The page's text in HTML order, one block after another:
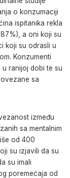
o konzumaciji
ispitanika rekla
a oni koji su
koji su odrasli u
Konzumenti
ranijoj dobi te su
sa
između
sa mentalnim
od 400
su izjavili da su
su imali
poremećaja od